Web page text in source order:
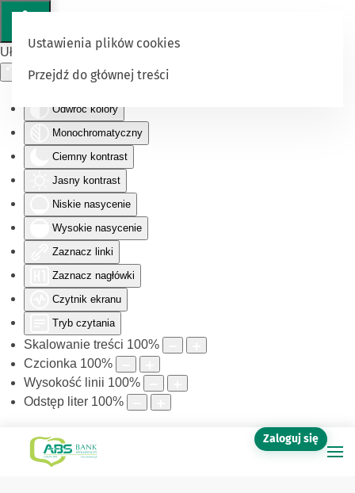
Ułatwienia dostępu
Odwróć kolory
Monochromatyczny
Ciemny kontrast
Jasny kontrast
Niskie nasycenie
Wysokie nasycenie
Zaznacz linki
Zaznacz nagłówki
Czytnik ekranu
Tryb czytania
Skalowanie treści 100%
Czcionka 100%
Wysokość linii 100%
Odstęp liter 100%
Ustawienia plików cookies
Przejdź do głównej treści
Zaloguj się